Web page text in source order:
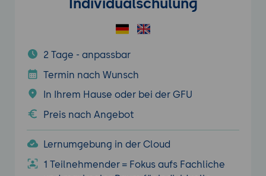
2 Tage - anpassbar
Termin nach Wunsch
In Ihrem Hause oder bei der GFU
Preis nach Angebot
Lernumgebung in der Cloud
1 Teilnehmender = Fokus aufs Fachliche